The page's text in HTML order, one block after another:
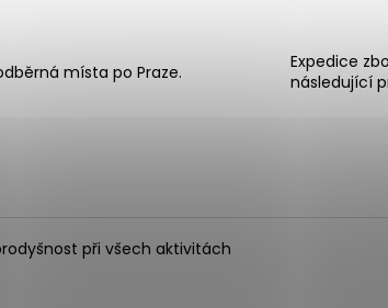
místa po Praze.
Expedice
následující
při všech aktivitách